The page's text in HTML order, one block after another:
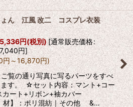
ょん 江風 改二 コスプレ衣装
円(税別)[通常販売価格:
円]
円～16,870円)
覧の通り写真に写るパーツをすべ
す。 ☆セット内容：マント+コー
ート+リボン+袖カバー
：ポリ混紡｜その他 &…